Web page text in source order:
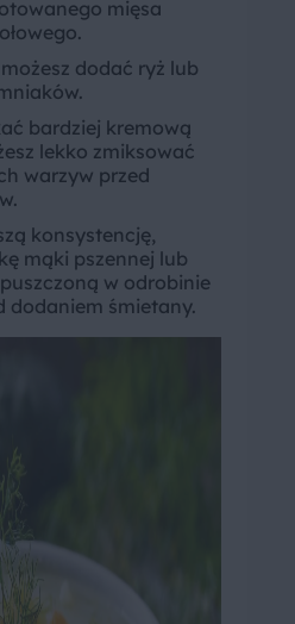
mięsa
dodać ryż lub
bardziej kremową
lekko zmiksować
warzyw przed
konsystencję,
mąki pszennej lub
w odrobinie
dodaniem śmietany.